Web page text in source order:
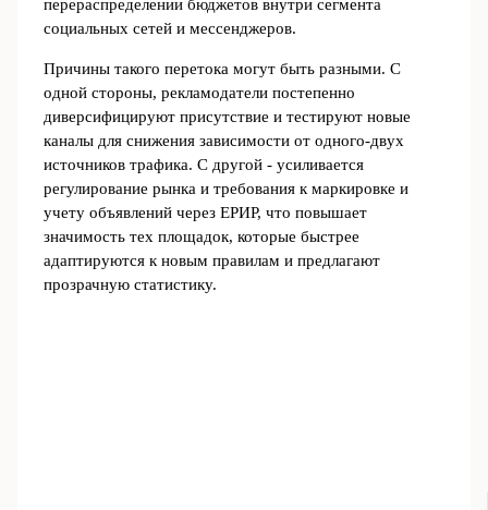
перераспределении бюджетов внутри сегмента
социальных сетей и мессенджеров.
Причины такого перетока могут быть разными. С
одной стороны, рекламодатели постепенно
диверсифицируют присутствие и тестируют новые
каналы для снижения зависимости от одного‑двух
источников трафика. С другой - усиливается
регулирование рынка и требования к маркировке и
учету объявлений через ЕРИР, что повышает
значимость тех площадок, которые быстрее
адаптируются к новым правилам и предлагают
прозрачную статистику.